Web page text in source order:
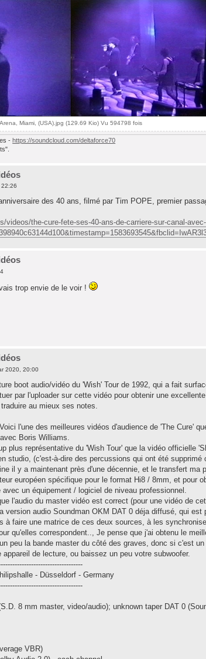
Miami, (USA).jpg (129.69 Kio) Vu 594798 fois
-https://soundcloud.com/deltaforce70
des 40 ans, filmé par Tim POPE, premier
videos/the-cure-fete-ses-40-ans-de-carriere-sur-canal-
trop envie de le voir !
2020, 20:00
boot audio/vidéo du 'Wish' Tour de 1992, qui a fait
par l'uploader sur cette vidéo pour obtenir une
au mieux ses notes.
l'une des meilleures vidéos d'audience de 'The Cure'
Boris Williams.
plus représentative du 'Wish Tour' que la vidéo officielle
studio, (c'est-à-dire des percussions qui ont été supprimé
il y a maintenant près d'une décennie, et le transfert ma
européen spécifique pour le format Hi8 / 8mm, et pour
un équipement / logiciel de niveau professionnel.
l'audio du master vidéo est correct (pour une vidéo de
version audio Soundman OKM DAT 0 déja diffusé, qui est
à faire une matrice de ces deux sources, à les
qu'elles correspondent.., Je pense que j'ai obtenu le
peu la bande master du côté des graves, donc si c'est un
de lecture, ou baissez un peu votre subwoofer.
- Düsseldorf - Germany
8 mm master, video/audio); unknown taper DAT 0
VBR)